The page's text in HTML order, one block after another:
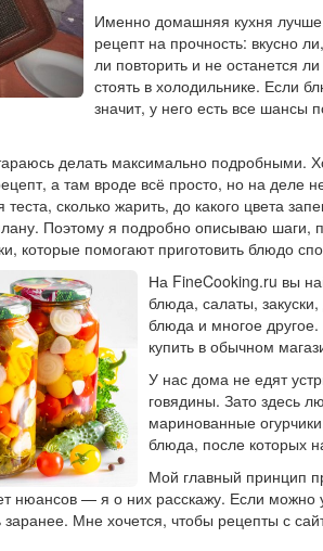
Именно домашняя кухня лучше
рецепт на прочность: вкусно
ли повторить и не останется
стоять в холодильнике. Если
значит, у него есть все шансы
делать максимально подробными.
а там вроде всё просто, но на деле
сколько жарить, до какого цвета
Поэтому я подробно описываю шаги,
которые помогают приготовить блюдо
На FineCooking.ru вы
блюда, салаты,
блюда и многое
купить в обычном
У нас дома не едят
говядины. Зато здесь
маринованные
блюда, после которых
Мой главный принцип
нюансов — я о них расскажу. Если можно
Мне хочется, чтобы рецепты с